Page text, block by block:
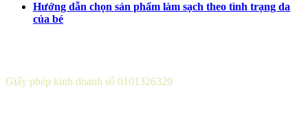
Hướng dẫn chọn sản phẩm làm sạch theo tình trạng da
của bé
Giấy phép kinh doanh số 0101326329